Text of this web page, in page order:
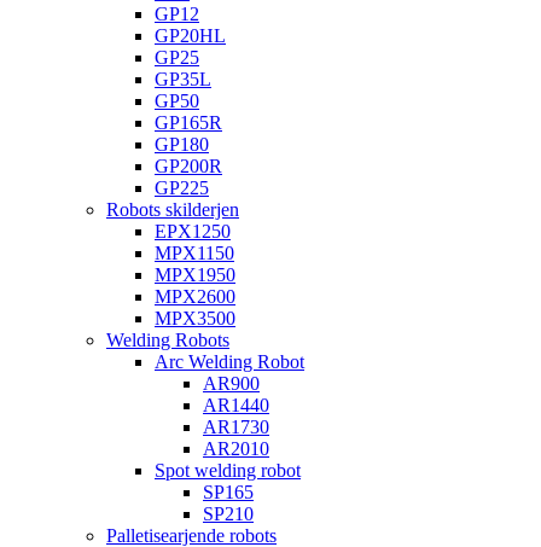
GP12
GP20HL
GP25
GP35L
GP50
GP165R
GP180
GP200R
GP225
Robots skilderjen
EPX1250
MPX1150
MPX1950
MPX2600
MPX3500
Welding Robots
Arc Welding Robot
AR900
AR1440
AR1730
AR2010
Spot welding robot
SP165
SP210
Palletisearjende robots